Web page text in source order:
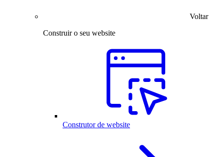
Voltar
Construir o seu website
Construtor de website